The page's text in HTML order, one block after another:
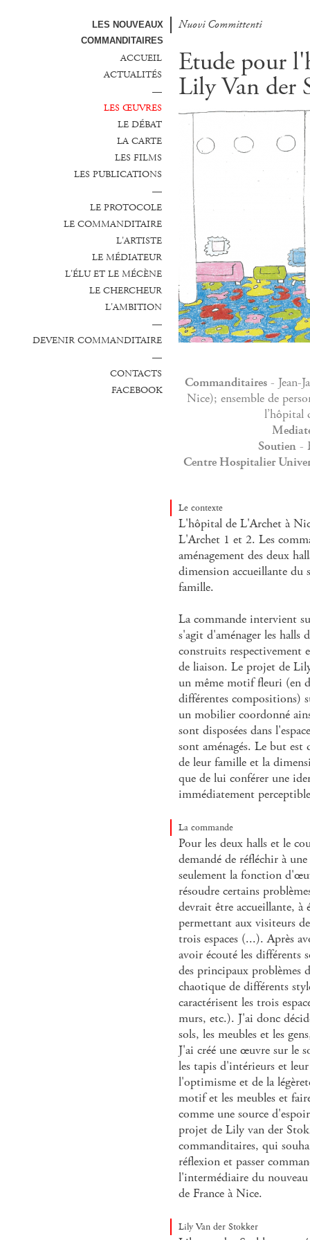
LES NOUVEAUX
COMMANDITAIRES
Nuovi Committenti
ACCUEIL
ACTUALITÉS
—
LES ŒUVRES
LE DÉBAT
LA CARTE
LES FILMS
LES PUBLICATIONS
—
LE PROTOCOLE
LE COMMANDITAIRE
L'ARTISTE
LE MÉDIATEUR
L'ÉLU ET LE MÉCÈNE
LE CHERCHEUR
L'AMBITION
—
DEVENIR COMMANDITAIRE
—
CONTACTS
FACEBOOK
Etude pour
Lily Van der
Commanditaires- Jean-
Nice); ensemble de
l’hôpital
Soutien -
Centre Hospitalier
Le contexte
L'hôpital de L'Archet à
L'Archet 1 et 2. Les
aménagement des deux
dimension accueillante du
famille.
La commande intervient
s'agit d'aménager les
construits respectivement
de liaison. Le projet de
un même motif fleuri (en
différentes compositions)
un mobilier coordonné
sont disposées dans
sont aménagés. Le but
de leur famille et la
que de lui conférer une
immédiatement
La commande
Pour les deux halls et le
demandé de réfléchir à
seulement la fonction
résoudre certains
devrait être accueillante, à
permettant aux visiteurs
trois espaces (...). Après
avoir écouté les différents
des principaux problèmes
chaotique de différents
caractérisent les trois
murs, etc.). J'ai donc
sols, les meubles et les
J'ai créé une œuvre sur le
les tapis d'intérieurs et
l'optimisme et de la
motif et les meubles et
comme une source
projet de Lily van der
commanditaires, qui
réflexion et passer
l'intermédiaire du
de France à Nice.
Lily Van der Stokker